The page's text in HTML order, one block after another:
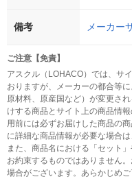
備考 メーカー
ご注意【免責】
アスクル（LOHACO）では、サ
おりますが、メーカーの都合等
原材料、原産国など）が変更さ
けする商品とサイト上の商品情
用前には必ずお届けした商品の
に詳細な商品情報が必要な場合
また、商品名における「セット
お約束するものではありません
場合がございます。あらかじめご